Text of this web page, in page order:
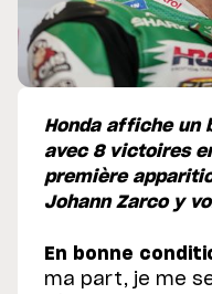
Honda affiche un
avec 8 victoires
première
Johann Zarco y
En bonne
ma part, je me